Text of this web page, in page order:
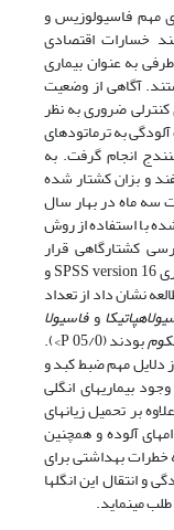
مهم فاسیولوزیس و
خسارات اقتصادی
به عنوان بیماری
آگاهی از وضعیت
کنترلی ضروری به نظر
به ترماتودهای
انجام گرفت. به
و بزان کشتار شده
سه ماه در بهار سال
شده با استفاده از روش
کشتارگاهی قرار
گرفت. آنالیز داده­ها با استفاده از نرم افزار آماری SPSS version 16 و
نشان داد از تعداد
وفاسیولا
بودند (05/0 P>).
دلایل مهم ضبط کبد و
بیماری­های انگلی
بر تحمیل زیان­های
آلوده و همچنین
بهداشتی برای
و انتقال این انگل­ها
می­نماید.